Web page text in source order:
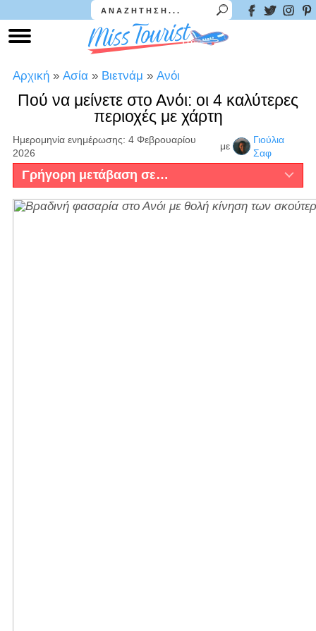
Αρχική » Ασία » Βιετνάμ » Ανόι
Πού να μείνετε στο Ανόι: οι 4 καλύτερες
περιοχές με χάρτη
Ημερομηνία ενημέρωσης: 4 Φεβρουαρίου
2026
με
Γιούλια
Σαφ
Γρήγορη μετάβαση σε…